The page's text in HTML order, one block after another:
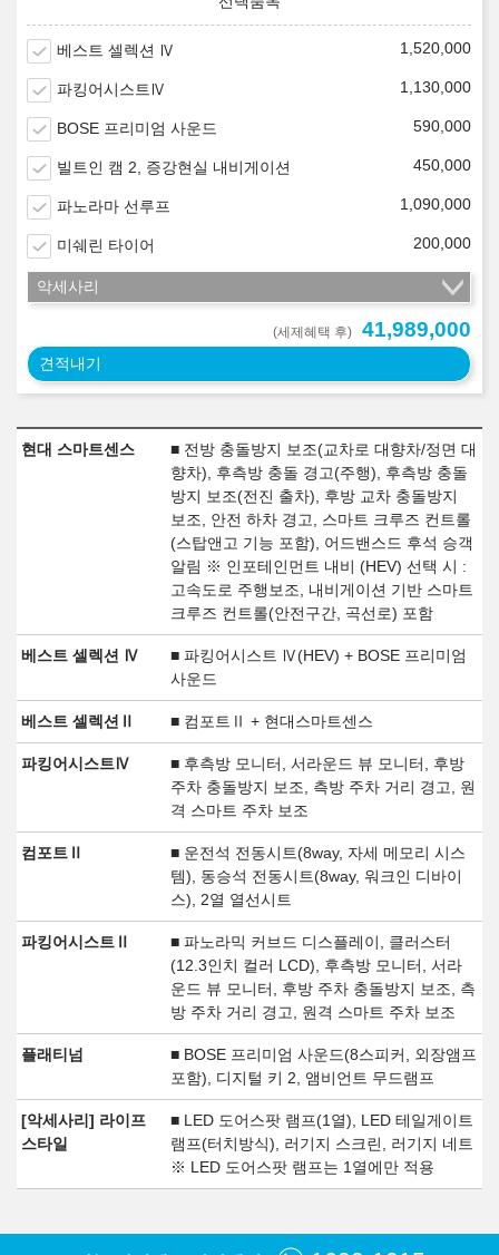
베스트 셀렉션 Ⅳ 1,520,000
파킹어시스트Ⅳ 1,130,000
BOSE 프리미엄 사운드 590,000
빌트인 캠 2, 증강현실 내비게이션 450,000
파노라마 선루프 1,090,000
미쉐린 타이어 200,000
악세사리
(세제혜택 후) 41,989,000
견적내기
현대 스마트센스
■ 전방 충돌방지 보조(교차로 대향차/정면 대
향차), 후측방 충돌 경고(주행), 후측방 충돌
방지 보조(전진 출차), 후방 교차 충돌방지
보조, 안전 하차 경고, 스마트 크루즈 컨트롤
(스탑앤고 기능 포함), 어드밴스드 후석 승객
알림 ※ 인포테인먼트 내비 (HEV) 선택 시 :
고속도로 주행보조, 내비게이션 기반 스마트
크루즈 컨트롤(안전구간, 곡선로) 포함
베스트 셀렉션 Ⅳ
■ 파킹어시스트 Ⅳ(HEV) + BOSE 프리미엄
사운드
베스트 셀렉션Ⅱ ■ 컴포트Ⅱ + 현대스마트센스
파킹어시스트Ⅳ
■ 후측방 모니터, 서라운드 뷰 모니터, 후방
주차 충돌방지 보조, 측방 주차 거리 경고, 원
격 스마트 주차 보조
컴포트Ⅱ
■ 운전석 전동시트(8way, 자세 메모리 시스
템), 동승석 전동시트(8way, 워크인 디바이
스), 2열 열선시트
파킹어시스트Ⅱ
■ 파노라믹 커브드 디스플레이, 클러스터
(12.3인치 컬러 LCD), 후측방 모니터, 서라
운드 뷰 모니터, 후방 주차 충돌방지 보조, 측
방 주차 거리 경고, 원격 스마트 주차 보조
플래티넘
■ BOSE 프리미엄 사운드(8스피커, 외장앰프
포함), 디지털 키 2, 앰비언트 무드램프
[악세사리] 라이프
스타일
■ LED 도어스팟 램프(1열), LED 테일게이트
램프(터치방식), 러기지 스크린, 러기지 네트
※ LED 도어스팟 램프는 1열에만 적용